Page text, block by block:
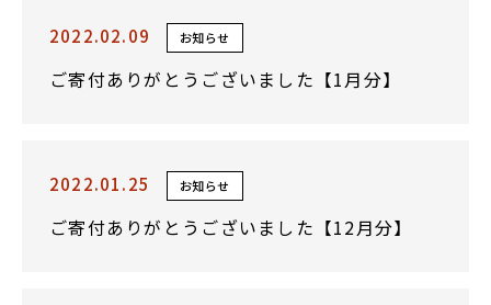
2022.02.09 お知らせ
ご寄付ありがとうございました【1月分】
2022.01.25 お知らせ
ご寄付ありがとうございました【12月分】